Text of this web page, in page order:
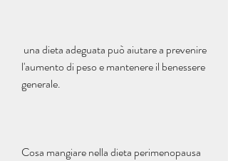
l'aumento di peso e mantenere il benessere
generale.
Cosa mangiare nella dieta perimenopausa